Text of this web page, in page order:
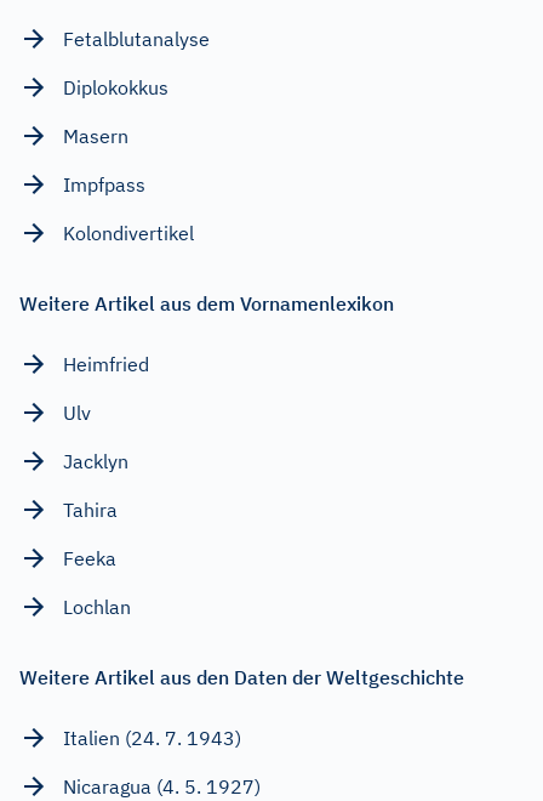
Fetalblutanalyse
Diplokokkus
Masern
Impfpass
Kolondivertikel
Weitere Artikel aus dem Vornamenlexikon
Heimfried
Ulv
Jacklyn
Tahira
Feeka
Lochlan
Weitere Artikel aus den Daten der Weltgeschichte
Italien (24. 7. 1943)
Nicaragua (4. 5. 1927)